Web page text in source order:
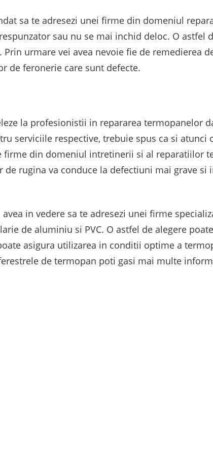
sa te adresezi unei firme din domeniul
sau nu se mai inchid deloc. O astfel
urmare vei avea nevoie fie de remedierea
de feronerie care sunt defecte.
la profesionistii in repararea termopanelor
serviciile respective, trebuie spus ca si atunci
firme din domeniul intretinerii si al reparatiilor
rugina va conduce la defectiuni mai grave
in vedere sa te adresezi unei firme
de aluminiu si PVC. O astfel de alegere
asigura utilizarea in conditii optime a
de termopan poti gasi mai multe